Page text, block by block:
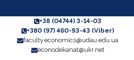
+38 (04744) 3-14-03
+380 (97) 460-93-43 (Viber)
faculty.economics@udau.edu.ua
econodekanat@ukr.net